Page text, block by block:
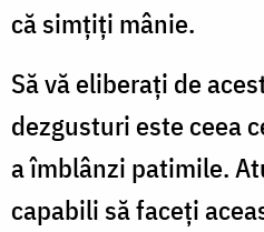
că simțiți mânie.
Să vă eliberaţi de
dezgusturi este ceea
a îmblânzi patimile.
capabili să faceţi